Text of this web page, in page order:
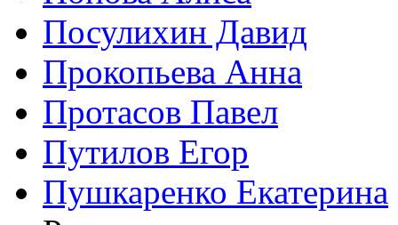
Посулихин Давид
Прокопьева Анна
Протасов Павел
Путилов Егор
Пушкаренко Екатерина